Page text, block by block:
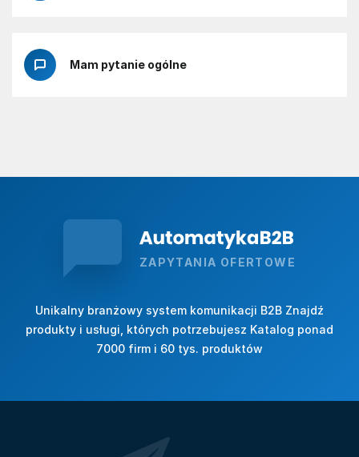
Mam pytanie ogólne
ZAPYTANIA OFERTOWE
Unikalny branżowy system komunikacji B2B Znajdź
produkty i usługi, których potrzebujesz Katalog ponad
7000 firm i 60 tys. produktów